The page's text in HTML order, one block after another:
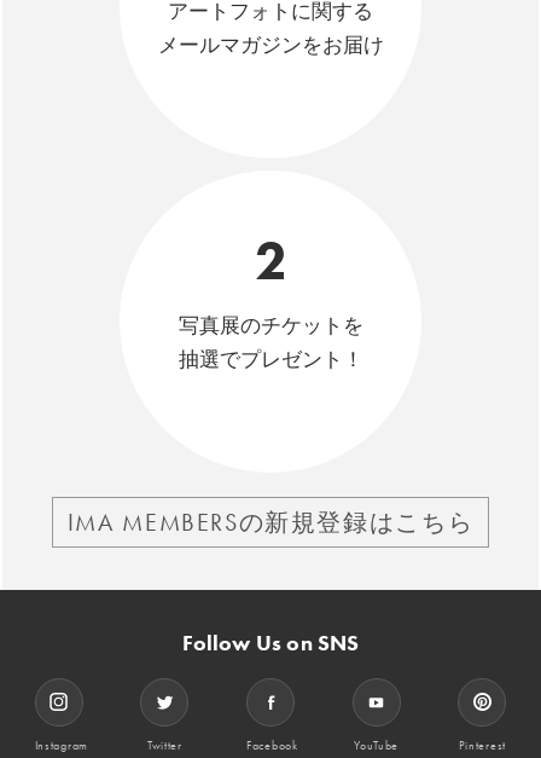
アートフォトに関する
メールマガジンをお届け
2
写真展のチケットを
抽選でプレゼント！
IMA MEMBERSの新規登録はこちら
Follow Us on SNS
Instagram Twitter Facebook YouTube Pinterest